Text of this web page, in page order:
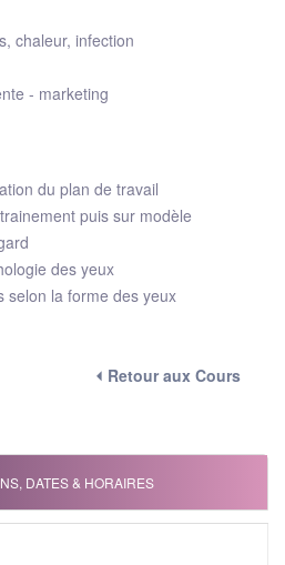
chaleur, infection
- marketing
du plan de travail
puis sur modèle
des yeux
selon la forme des yeux
⏴ Retour aux Cours
DATES & HORAIRES